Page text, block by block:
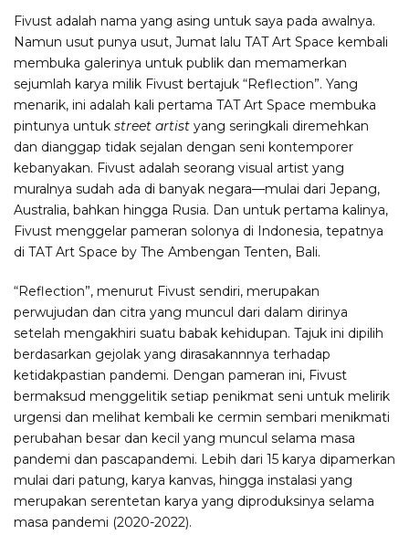
Fivust adalah nama yang asing untuk saya pada awalnya.
Namun usut punya usut, Jumat lalu TAT Art Space kembali
membuka galerinya untuk publik dan memamerkan
sejumlah karya milik Fivust bertajuk “Reflection”. Yang
menarik, ini adalah kali pertama TAT Art Space membuka
pintunya untuk street artist yang seringkali diremehkan
dan dianggap tidak sejalan dengan seni kontemporer
kebanyakan. Fivust adalah seorang visual artist yang
muralnya sudah ada di banyak negara—mulai dari Jepang,
Australia, bahkan hingga Rusia. Dan untuk pertama kalinya,
Fivust menggelar pameran solonya di Indonesia, tepatnya
di TAT Art Space by The Ambengan Tenten, Bali.
“Reflection”, menurut Fivust sendiri, merupakan
perwujudan dan citra yang muncul dari dalam dirinya
setelah mengakhiri suatu babak kehidupan. Tajuk ini dipilih
berdasarkan gejolak yang dirasakannnya terhadap
ketidakpastian pandemi. Dengan pameran ini, Fivust
bermaksud menggelitik setiap penikmat seni untuk melirik
urgensi dan melihat kembali ke cermin sembari menikmati
perubahan besar dan kecil yang muncul selama masa
pandemi dan pascapandemi. Lebih dari 15 karya dipamerkan
mulai dari patung, karya kanvas, hingga instalasi yang
merupakan serentetan karya yang diproduksinya selama
masa pandemi (2020-2022).